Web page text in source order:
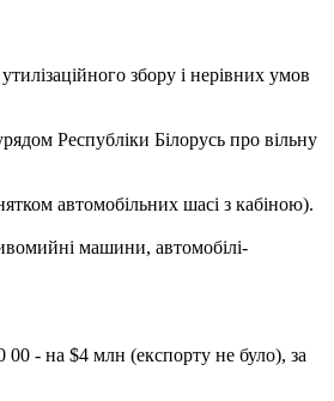
збору і нерівних умов
Республіки Білорусь про вільну
автомобільних шасі з кабіною).
машини, автомобілі-
00 - на $4 млн (експорту не було), за